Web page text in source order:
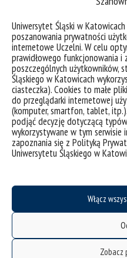
Uniwersytet Śląski w
poszanowania prywatności
internetowe Uczelni. W celu
prawidłowego funkcjonowania i
poszczególnych użytkowników,
Śląskiego w Katowicach
ciasteczka). Cookies to małe
do przeglądarki internetowej
(komputer, smartfon, tablet,
podjąć decyzję dotyczącą
wykorzystywane w tym serwisie
zapoznania się z Polityką
Uniwersytetu Śląskiego w
Włącz
Zobacz